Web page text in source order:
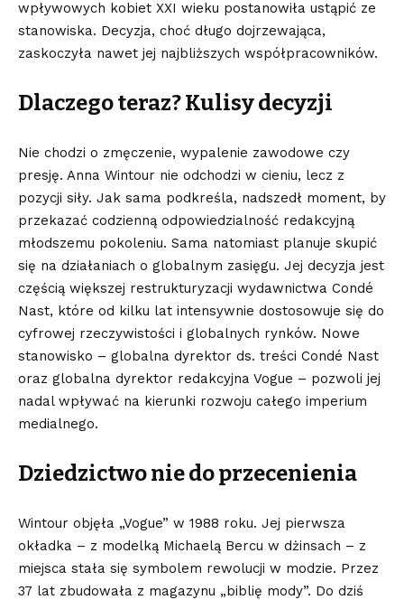
wpływowych kobiet XXI wieku postanowiła ustąpić ze
stanowiska. Decyzja, choć długo dojrzewająca,
zaskoczyła nawet jej najbliższych współpracowników.
Dlaczego teraz? Kulisy decyzji
Nie chodzi o zmęczenie, wypalenie zawodowe czy
presję. Anna Wintour nie odchodzi w cieniu, lecz z
pozycji siły. Jak sama podkreśla, nadszedł moment, by
przekazać codzienną odpowiedzialność redakcyjną
młodszemu pokoleniu. Sama natomiast planuje skupić
się na działaniach o globalnym zasięgu. Jej decyzja jest
częścią większej restrukturyzacji wydawnictwa Condé
Nast, które od kilku lat intensywnie dostosowuje się do
cyfrowej rzeczywistości i globalnych rynków. Nowe
stanowisko – globalna dyrektor ds. treści Condé Nast
oraz globalna dyrektor redakcyjna Vogue – pozwoli jej
nadal wpływać na kierunki rozwoju całego imperium
medialnego.
Dziedzictwo nie do przecenienia
Wintour objęła „Vogue” w 1988 roku. Jej pierwsza
okładka – z modelką Michaelą Bercu w dżinsach – z
miejsca stała się symbolem rewolucji w modzie. Przez
37 lat zbudowała z magazynu „biblię mody”. Do dziś